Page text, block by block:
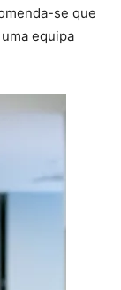
se que
equipa